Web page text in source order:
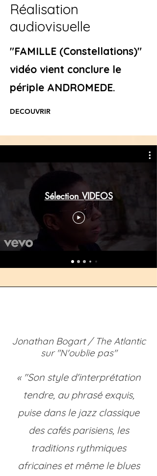
Réalisation
audiovisuelle
"FAMILLE (Constellations)"
vidéo vient conclure le
périple ANDROMEDE.
DECOUVRIR
Sélection VIDEOS
Jonathan Bogart / The Atlantic
sur "N'oublie pas"
« "Son style d'interprétation
tendre, au phrasé exquis,
puise dans le jazz classique
des cafés parisiens, les
traditions rythmiques
africaines et même le blues